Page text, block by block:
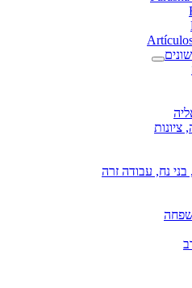
ציונות
בני נח, עבודה זרה